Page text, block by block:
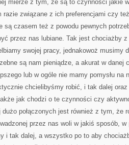
mierze z tym, że są to czynności jakie
razie związane z ich preferencjami czy
są czasem też z powodu pewnych
przez nas lubiane. Tak jest chociażby
swojej pracy, jednakowoż musimy
są nam pieniądze, a akurat w danej
lub w ogóle nie mamy pomysłu na
chcielibyśmy robić, i tak dalej
jak chodzi o te czynności czy
dużo połączonych jest również z tym, że
przez nas woli w jakiś sposób,
i tak dalej, a wszystko po to aby